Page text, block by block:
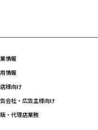
情報
情報
様向け
会社・広告主様向け
・代理店業務